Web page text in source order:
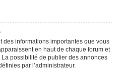
des informations importantes que vous
en haut de chaque forum et
possibilité de publier des annonces
par l’administrateur.